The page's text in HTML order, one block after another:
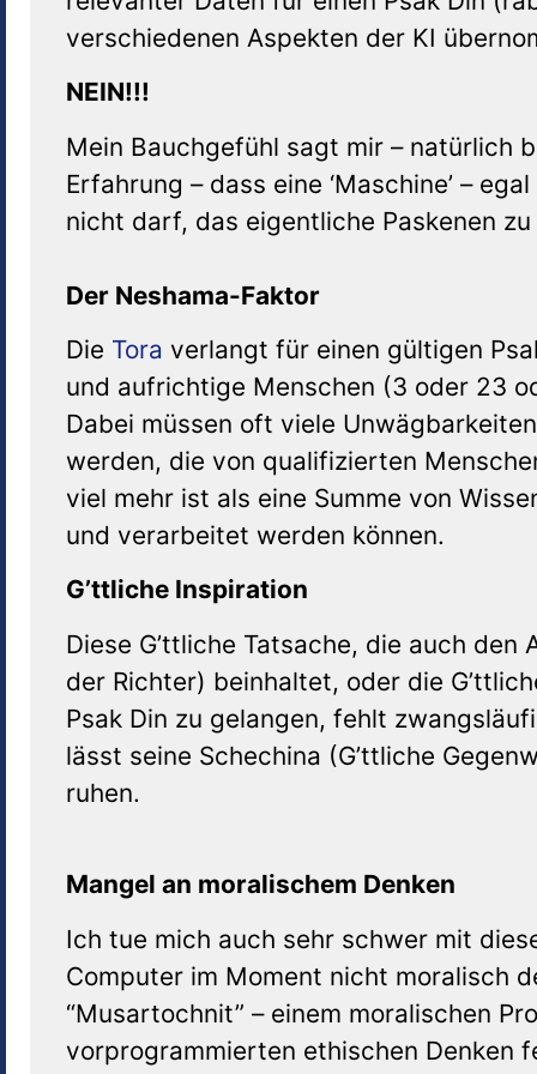
verschiedenen Aspekten der KI
NEIN!!!
Mein Bauchgefühl sagt mir – natürlich
Erfahrung – dass eine ‘Maschine’ –
nicht darf, das eigentliche Paskenen
Der Neshama-Faktor
Die Tora verlangt für einen gültigen
und aufrichtige Menschen (3 oder 23
Dabei müssen oft viele
werden, die von qualifizierten
viel mehr ist als eine Summe von
und verarbeitet werden können.
G’ttliche Inspiration
Diese G’ttliche Tatsache, die auch den
der Richter) beinhaltet, oder die
Psak Din zu gelangen, fehlt
lässt seine Schechina (G’ttliche
ruhen.
Mangel an moralischem Denken
Ich tue mich auch sehr schwer mit
Computer im Moment nicht moralisch
“Musartochnit” – einem moralischen
vorprogrammierten ethischen Denken